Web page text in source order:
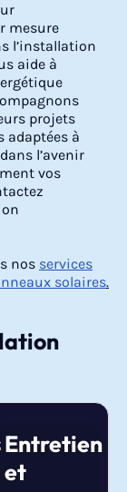
mesure
l’installation
aide à
projets
adaptées à
l’avenir
vos
nos services
solaires.
Entretien
et